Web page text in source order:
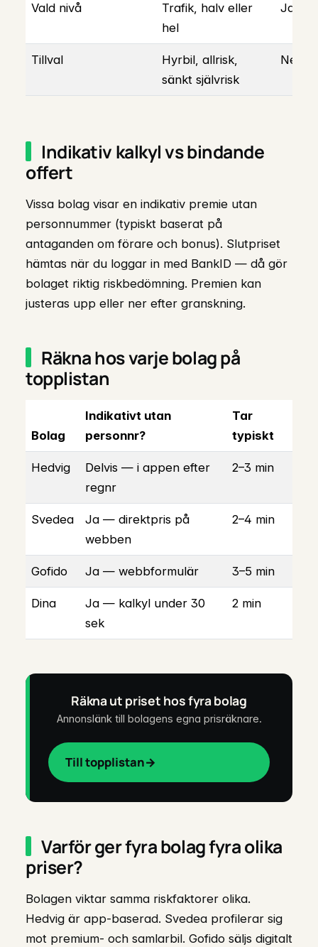
Vald nivå
Trafik, halv eller
hel
Ja
Tillval
Hyrbil, allrisk,
sänkt självrisk
Nej
Indikativ kalkyl vs bindande
offert
Vissa bolag visar en indikativ premie utan
personnummer (typiskt baserat på
antaganden om förare och bonus). Slutpriset
hämtas när du loggar in med BankID — då gör
bolaget riktig riskbedömning. Premien kan
justeras upp eller ner efter granskning.
Räkna hos varje bolag på
topplistan
Bolag
Indikativt utan
personnr?
Tar
typiskt
Hedvig
Delvis — i appen efter
regnr
2–3 min
Svedea
Ja — direktpris på
webben
2–4 min
Gofido Ja — webbformulär 3–5 min
Dina
Ja — kalkyl under 30
sek
2 min
Räkna ut priset hos fyra bolag
Annonslänk till bolagens egna prisräknare.
Till topplistan
Varför ger fyra bolag fyra olika
priser?
Bolagen viktar samma riskfaktorer olika.
Hedvig är app-baserad. Svedea profilerar sig
mot premium- och samlarbil. Gofido säljs digitalt